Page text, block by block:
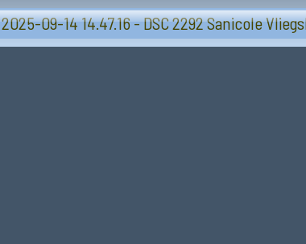
Vliegtuigen -
2025-09-14 14.47.16 - DSC 2292 Sanicole